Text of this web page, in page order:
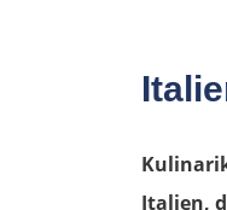
Italien,